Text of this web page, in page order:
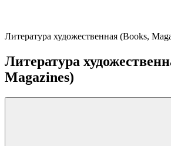
Литература художественная (Books,
Литература
Magazines)